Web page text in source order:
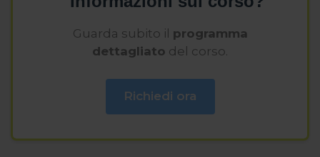
Guarda subito il programma
dettagliato del corso.
Richiedi ora